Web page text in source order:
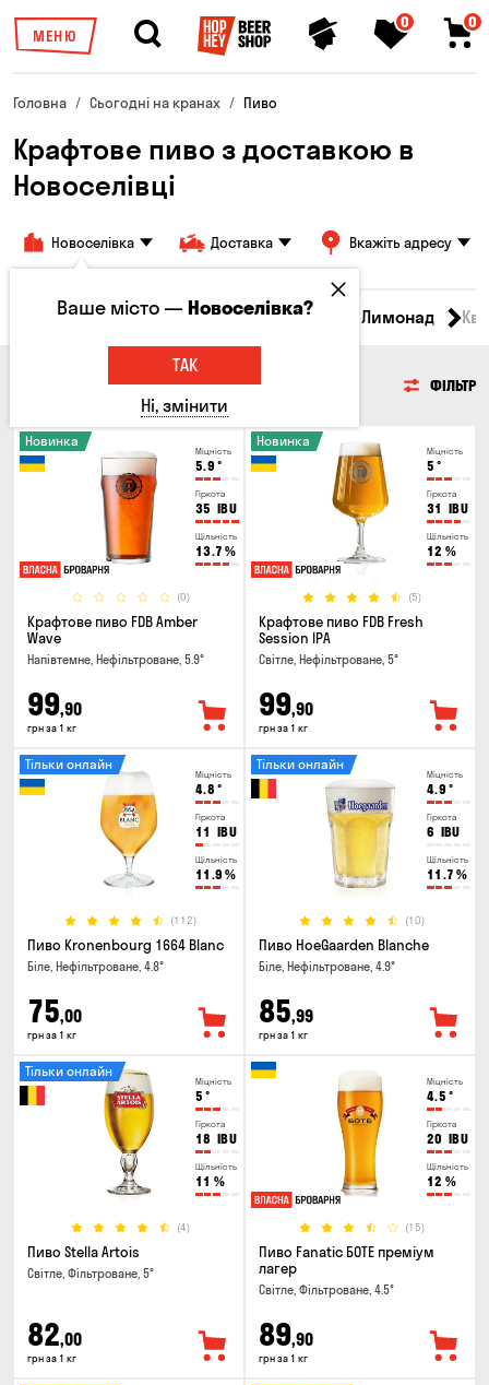
МЕНЮ
0 0
Головна Сьогодні на кранах Пиво
Крафтове пиво з доставкою в
Новоселівці
Новоселівка Доставка Вкажіть адресу
Всі товари Пиво Сидр Вино Лимонад
ФІЛЬТР
Міцність
5.9 °
Гіркота
35 IBU
Щільність
13.7 %
(0)
Новинка
Крафтове пиво FDB Amber
Wave
Напівтемне, Нефільтроване, 5.9°
99,90
грн за 1 кг
Міцність
5 °
Гіркота
31 IBU
Щільність
12 %
(5)
Новинка
Крафтове пиво FDB Fresh
Session IPA
Світле, Нефільтроване, 5°
99,90
грн за 1 кг
Міцність
4.8 °
Гіркота
11 IBU
Щільність
11.9 %
(112)
Тільки онлайн
Пиво Kronenbourg 1664 Blanc
Біле, Нефільтроване, 4.8°
75,00
грн за 1 кг
Міцність
4.9 °
Гіркота
6 IBU
Щільність
11.7 %
(10)
Тільки онлайн
Пиво HoeGaarden Blanche
Біле, Нефільтроване, 4.9°
85,99
грн за 1 кг
Міцність
5 °
Гіркота
18 IBU
Щільність
11 %
(4)
Тільки онлайн
Пиво Stella Artois
Світле, Фільтроване, 5°
82,00
грн за 1 кг
Міцність
4.5 °
Гіркота
20 IBU
Щільність
12 %
(15)
Пиво Fanatic БОТЕ преміум
лагер
Світле, Фільтроване, 4.5°
89,90
грн за 1 кг
Ваше місто —Новоселівка?
ТАК
Ні, змінити